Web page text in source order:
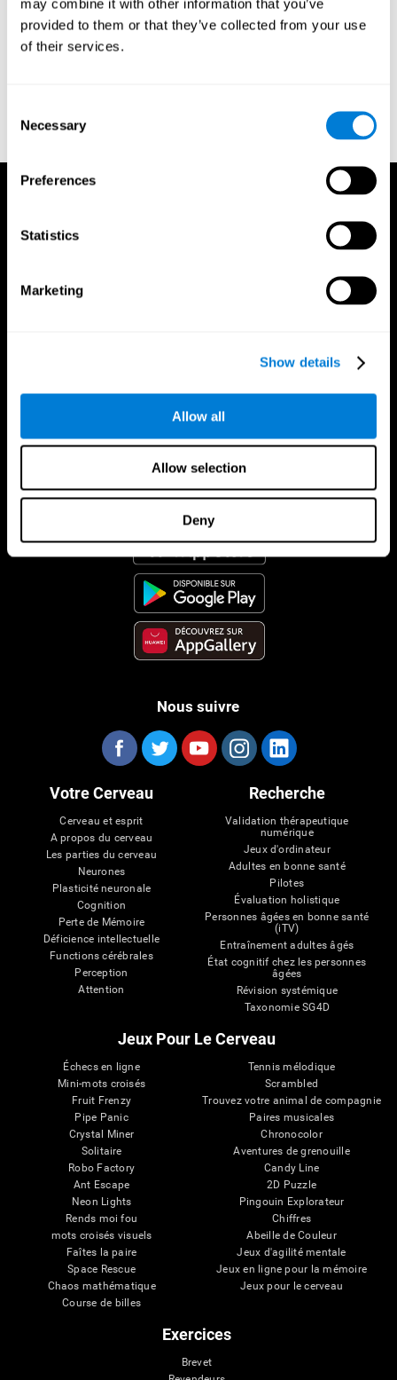
may combine it with other information that you’ve
provided to them or that they’ve collected from your use
of their services.
Selection
Necessary
Preferences
Statistics
Marketing
Show details
Allow all
Allow selection
Deny
Evelyn Shatil, Jaroslava Mikulecká, Francesco Bellotti, Vladimír
Burěs - Novel Television-Based Cognitive Training Improves
Working Memory and Executive Function - PLoS ONE July 03,
travail ? Une comparaison entre les dyslexiques et les sujets de
App CogniFit
Nous suivre
Votre Cerveau
Cerveau et esprit
A propos du cerveau
Les parties du cerveau
Neurones
Plasticité neuronale
Cognition
Perte de Mémoire
Déficience intellectuelle
Functions cérébrales
Perception
Attention
Recherche
Validation thérapeutique
numérique
Jeux d'ordinateur
Adultes en bonne santé
Pilotes
Évaluation holistique
Personnes âgées en bonne santé
(iTV)
Entraînement adultes âgés
État cognitif chez les personnes
âgées
Révision systémique
Taxonomie SG4D
Jeux Pour Le Cerveau
Échecs en ligne
Mini-mots croisés
Fruit Frenzy
Pipe Panic
Crystal Miner
Solitaire
Robo Factory
Ant Escape
Neon Lights
Rends moi fou
mots croisés visuels
Faîtes la paire
Space Rescue
Chaos mathématique
Course de billes
Tennis mélodique
Scrambled
Trouvez votre animal de compagnie
Paires musicales
Chronocolor
Aventures de grenouille
Candy Line
2D Puzzle
Pingouin Explorateur
Chiffres
Abeille de Couleur
Jeux d'agilité mentale
Jeux en ligne pour la mémoire
Jeux pour le cerveau
Exercices
Brevet